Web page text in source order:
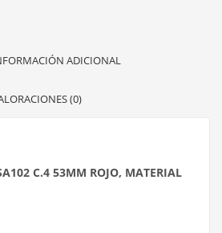
ADICIONAL
(0)
C.4 53MM ROJO, MATERIAL